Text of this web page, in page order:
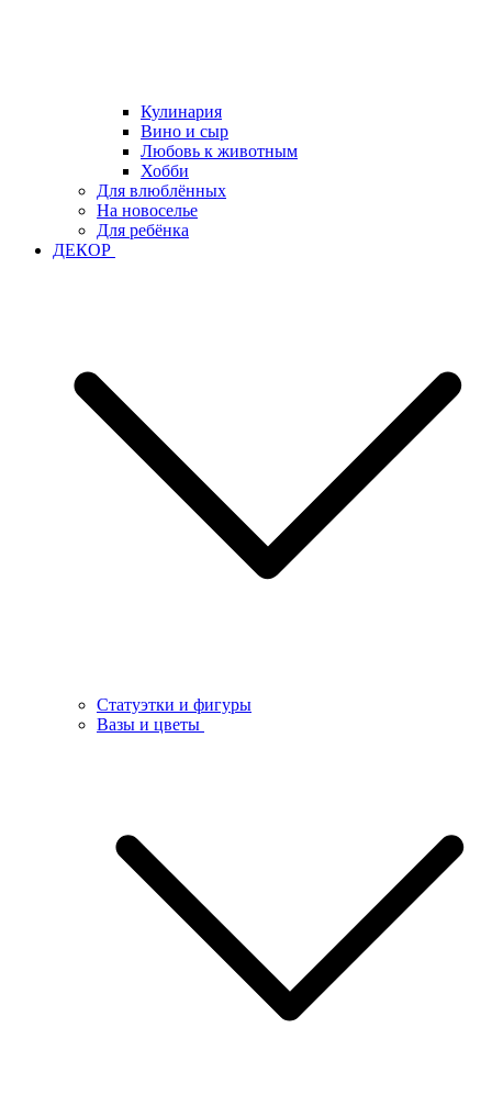
Кулинария
Вино и сыр
Любовь к животным
Хобби
Для влюблённых
На новоселье
Для ребёнка
ДЕКОР
Статуэтки и фигуры
Вазы и цветы